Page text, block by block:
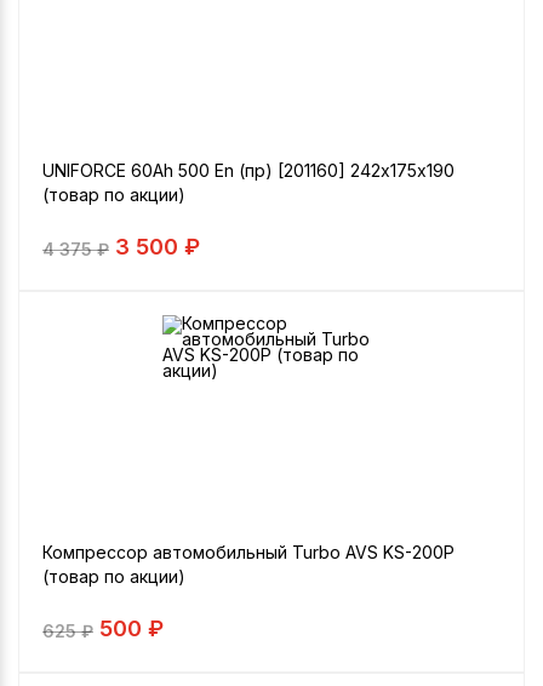
UNIFORCE 60Ah 500 En (пр) [201160] 242х175х190
(товар по акции)
4 375₽ 3 500 ₽
Компрессор автомобильный Turbo AVS KS-200P
(товар по акции)
625₽ 500 ₽